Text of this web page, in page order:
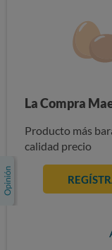
La Compra
Producto más
calidad precio